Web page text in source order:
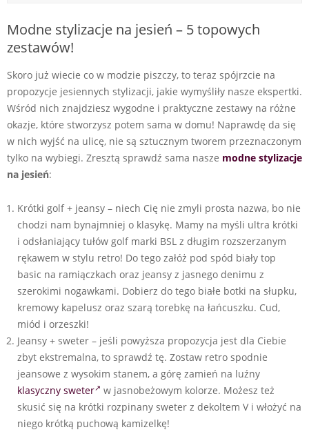
Modne stylizacje na jesień – 5 topowych
zestawów!
Skoro już wiecie co w modzie piszczy, to teraz spójrzcie na
propozycje jesiennych stylizacji, jakie wymyśliły nasze ekspertki.
Wśród nich znajdziesz wygodne i praktyczne zestawy na różne
okazje, które stworzysz potem sama w domu! Naprawdę da się
w nich wyjść na ulicę, nie są sztucznym tworem przeznaczonym
tylko na wybiegi. Zresztą sprawdź sama nasze modne stylizacje
na jesień:
Krótki golf + jeansy – niech Cię nie zmyli prosta nazwa, bo nie
chodzi nam bynajmniej o klasykę. Mamy na myśli ultra krótki
i odsłaniający tułów golf marki BSL z długim rozszerzanym
rękawem w stylu retro! Do tego załóż pod spód biały top
basic na ramiączkach oraz jeansy z jasnego denimu z
szerokimi nogawkami. Dobierz do tego białe botki na słupku,
kremowy kapelusz oraz szarą torebkę na łańcuszku. Cud,
miód i orzeszki!
Jeansy + sweter – jeśli powyższa propozycja jest dla Ciebie
zbyt ekstremalna, to sprawdź tę. Zostaw retro spodnie
jeansowe z wysokim stanem, a górę zamień na luźny
klasyczny sweter
w jasnobeżowym kolorze. Możesz też
skusić się na krótki rozpinany sweter z dekoltem V i włożyć na
niego krótką puchową kamizelkę!